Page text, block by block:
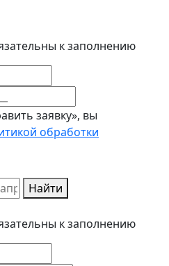
к заполнению
заявку», вы
обработки
Найти
к заполнению